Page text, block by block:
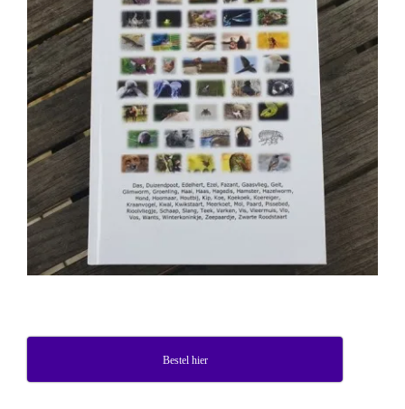
Bestel hier